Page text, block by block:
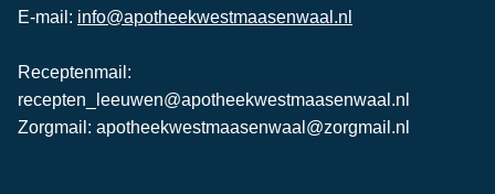
E-mail: info@apotheekwestmaasenwaal.nl
Receptenmail:
recepten_leeuwen@apotheekwestmaasenwaal.nl
Zorgmail: apotheekwestmaasenwaal@zorgmail.nl